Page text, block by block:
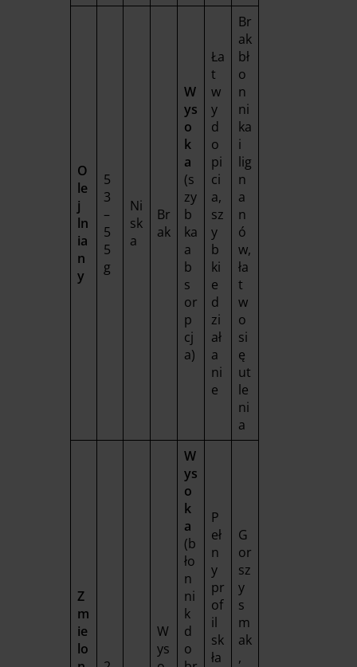
O
le
j
ln
ia
n
y
5
3
–
5
5
g
Ni
sk
a
Br
ak
W
ys
o
k
a
(s
zy
b
ka
a
b
s
or
p
cj
a)
Ła
t
w
y
d
o
pi
ci
a,
sz
y
b
ki
e
d
zi
ał
a
ni
e
Br
ak
bł
o
n
ni
ka
i
lig
n
a
n
ó
w,
ła
t
w
o
si
ę
ut
le
ni
a
Z
m
ie
lo
W
ys
W
ys
o
k
a
(b
ło
n
ni
k
d
o
P
eł
n
y
pr
of
il
sk
ła
G
or
sz
y
s
m
ak
,